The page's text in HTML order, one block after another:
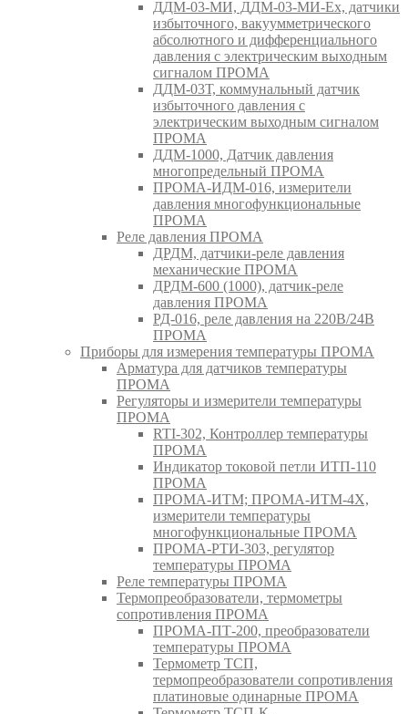
ДДМ-03-МИ, ДДМ-03-МИ-Ех, датчики
избыточного, вакуумметрического
абсолютного и дифференциального
давления с электрическим выходным
сигналом ПРОМА
ДДМ-03Т, коммунальный датчик
избыточного давления с
электрическим выходным сигналом
ПРОМА
ДДМ-1000, Датчик давления
многопредельный ПРОМА
ПРОМА-ИДМ-016, измерители
давления многофункциональные
ПРОМА
Реле давления ПРОМА
ДРДМ, датчики-реле давления
механические ПРОМА
ДРДМ-600 (1000), датчик-реле
давления ПРОМА
РД-016, реле давления на 220В/24В
ПРОМА
Приборы для измерения температуры ПРОМА
Арматура для датчиков температуры
ПРОМА
Регуляторы и измерители температуры
ПРОМА
RTI-302, Контроллер температуры
ПРОМА
Индикатор токовой петли ИТП-110
ПРОМА
ПРОМА-ИТМ; ПРОМА-ИТМ-4Х,
измерители температуры
многофункциональные ПРОМА
ПРОМА-РТИ-303, регулятор
температуры ПРОМА
Реле температуры ПРОМА
Термопреобразователи, термометры
сопротивления ПРОМА
ПРОМА-ПТ-200, преобразователи
температуры ПРОМА
Термометр ТСП,
термопреобразователи сопротивления
платиновые одинарные ПРОМА